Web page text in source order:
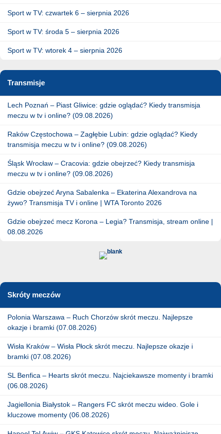
Sport w TV: czwartek 6 – sierpnia 2026
Sport w TV: środa 5 – sierpnia 2026
Sport w TV: wtorek 4 – sierpnia 2026
Transmisje
Lech Poznań – Piast Gliwice: gdzie oglądać? Kiedy transmisja
meczu w tv i online? (09.08.2026)
Raków Częstochowa – Zagłębie Lubin: gdzie oglądać? Kiedy
transmisja meczu w tv i online? (09.08.2026)
Śląsk Wrocław – Cracovia: gdzie obejrzeć? Kiedy transmisja
meczu w tv i online? (09.08.2026)
Gdzie obejrzeć Aryna Sabalenka – Ekaterina Alexandrova na
żywo? Transmisja TV i online | WTA Toronto 2026
Gdzie obejrzeć mecz Korona – Legia? Transmisja, stream online |
08.08.2026
Skróty meczów
Polonia Warszawa – Ruch Chorzów skrót meczu. Najlepsze
okazje i bramki (07.08.2026)
Wisła Kraków – Wisła Płock skrót meczu. Najlepsze okazje i
bramki (07.08.2026)
SL Benfica – Hearts skrót meczu. Najciekawsze momenty i bramki
(06.08.2026)
Jagiellonia Białystok – Rangers FC skrót meczu wideo. Gole i
kluczowe momenty (06.08.2026)